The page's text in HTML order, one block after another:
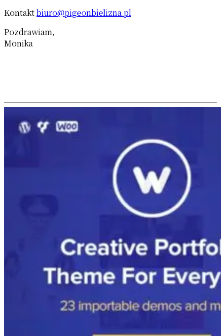
Kontaktbiuro@pigeonbielizna.pl
Pozdrawiam,
Monika